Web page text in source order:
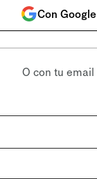
Con Google
O con tu email